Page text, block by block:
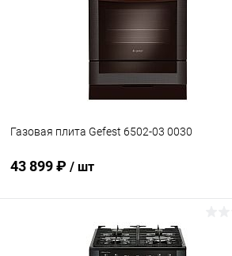
Газовая плита Gefest 6502-03 0030
43 899 ₽ / шт
В корзину